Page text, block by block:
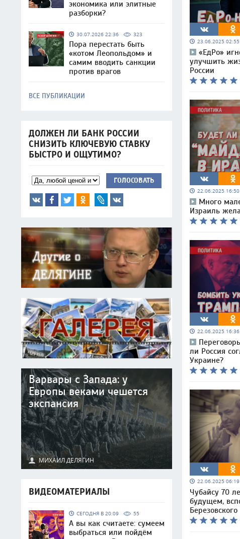
экономика или элитные
разборки?
30.07.2026 22:36 323
Пора перестать быть
«котом Леопольдом» и
самим вводить санкции
против врагов
ВСЕ ПУБЛИКАЦИИ
ДОЛЖЕН ЛИ БАНК РОССИИ
СНИЗИТЬ КЛЮЧЕВУЮ СТАВКУ
БЫСТРО И ОЩУТИМО?
ГОЛОСОВАТЬ
Варвары с Запада: у
Европы веками чешется
экспансия
МИХАИЛ ДЕЛЯГИН
ВИДЕОМАТЕРИАЛЫ
СЕГОДНЯ В 20:09 55
А вы как считаете: сумеем
выбраться или пойдём
23.06.2025 02:55
«ЕдРо»
улучшить
России
22.06.2025 16:50
Много
Израиль
22.06.2025 16:36
ли Россия
Украине?
22.06.2025 06:19
Чубайсу 70
будущем,
Березовского